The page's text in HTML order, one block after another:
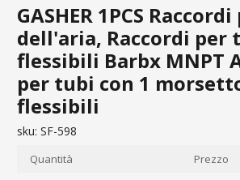
GASHER 1PCS
dell'aria, Raccordi per
flessibili Barbx MNPT
per tubi con 1
flessibili
sku: SF-598
Quantità Prezzo